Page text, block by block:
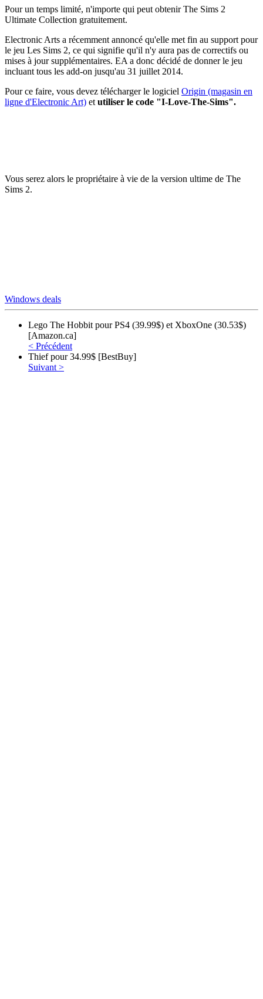
Pour un temps limité, n'importe qui peut obtenir The Sims 2
Ultimate Collection gratuitement.
Electronic Arts a récemment annoncé qu'elle met fin au support pour
le jeu Les Sims 2, ce qui signifie qu'il n'y aura pas de correctifs ou
mises à jour supplémentaires. EA a donc décidé de donner le jeu
incluant tous les add-on jusqu'au 31 juillet 2014.
Pour ce faire, vous devez télécharger le logiciel Origin (magasin en
ligne d'Electronic Art) et utiliser le code "I-Love-The-Sims".
Vous serez alors le propriétaire à vie de la version ultime de The
Sims 2.
Windows deals
Lego The Hobbit pour PS4 (39.99$) et XboxOne (30.53$)
[Amazon.ca]
< Précédent
Thief pour 34.99$ [BestBuy]
Suivant >